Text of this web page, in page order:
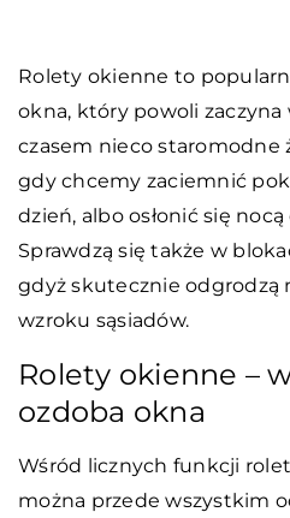
Rolety okienne to
okna, który powoli
czasem nieco staromodne
gdy chcemy zaciemnić
dzień, albo osłonić się
Sprawdzą się także w
gdyż skutecznie odgrodzą
wzroku sąsiadów.
Rolety okienne –
ozdoba okna
Wśród licznych funkcji
można przede wszystkim